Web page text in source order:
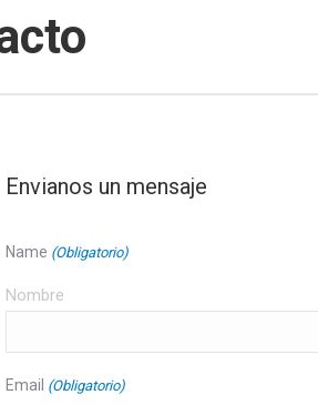
Envianos un mensaje
Name (Obligatorio)
Nombre
Email (Obligatorio)